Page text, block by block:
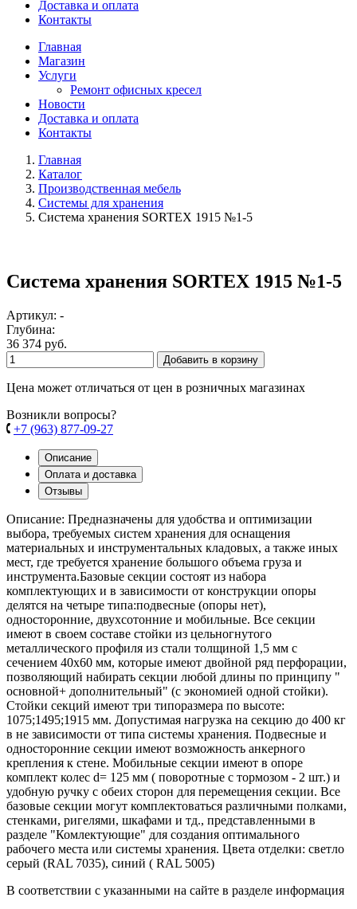
Доставка и оплата
Контакты
Главная
Магазин
Услуги
Ремонт офисных кресел
Новости
Доставка и оплата
Контакты
Главная
Каталог
Производственная мебель
Системы для хранения
Система хранения SORTEX 1915 №1-5
Система хранения SORTEX 1915 №1-5
Артикул: -
Глубина:
36 374 руб.
Добавить в корзину
Цена может отличаться от цен в розничных магазинах
Возникли вопросы?
+7 (963) 877-09-27
Описание
Оплата и доставка
Отзывы
Описание: Предназначены для удобства и оптимизации
выбора, требуемых систем хранения для оснащения
материальных и инструментальных кладовых, а также иных
мест, где требуется хранение большого объема груза и
инструмента.Базовые секции состоят из набора
комплектующих и в зависимости от конструкции опоры
делятся на четыре типа:подвесные (опоры нет),
односторонние, двухсотонние и мобильные. Все секции
имеют в своем составе стойки из цельногнутого
металлического профиля из стали толщиной 1,5 мм с
сечением 40х60 мм, которые имеют двойной ряд перфорации,
позволяющий набирать секции любой длины по принципу "
основной+ дополнительный" (с экономией одной стойки).
Стойки секций имеют три типоразмера по высоте:
1075;1495;1915 мм. Допустимая нагрузка на секцию до 400 кг
в не зависимости от типа системы хранения. Подвесные и
односторонние секции имеют возможность анкерного
крепления к стене. Мобильные секции имеют в опоре
комплект колес d= 125 мм ( поворотные с тормозом - 2 шт.) и
удобную ручку с обеих сторон для перемещения секции. Все
базовые секции могут комплектоваться различными полками,
стенками, ригелями, шкафами и тд., представленными в
разделе "Комлектующие" для создания оптимального
рабочего места или системы хранения. Цвета отделки: светло
серый (RAL 7035), синий ( RAL 5005)
В соответствии с указанными на сайте в разделе информация